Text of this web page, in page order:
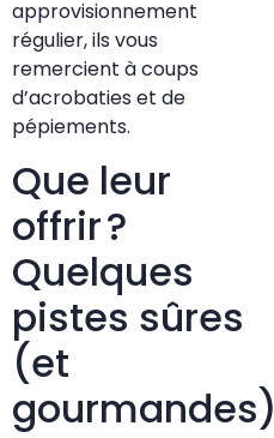
approvisionnement
régulier, ils vous
remercient à coups
d’acrobaties et de
pépiements.
Que leur
offrir ?
Quelques
pistes sûres
(et
gourmandes)